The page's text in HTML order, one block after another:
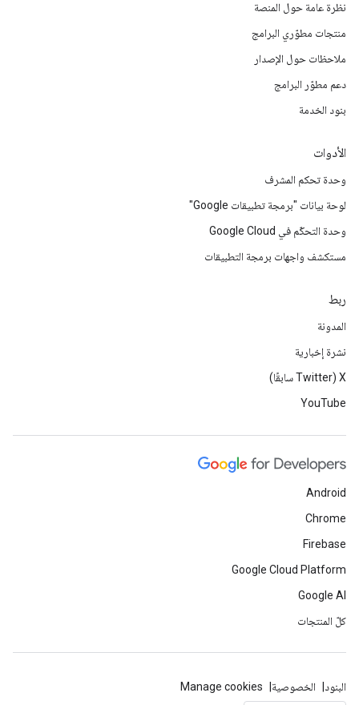
نظرة عامة حول المنصة
منتجات مطوّري البرامج
ملاحظات حول الإصدار
دعم مطوّر البرامج
بنود الخدمة
الأدوات
وحدة تحكم المشرف
لوحة بيانات "برمجة تطبيقات Google"
وحدة التحكّم في Google Cloud
مستكشف واجهات برمجة التطبيقات
ربط
المدونة
نشرة إخبارية
‫X ‏(Twitter سابقًا)
YouTube
Android
Chrome
Firebase
Google Cloud Platform
Google AI
كلّ المنتجات
البنود الخصوصية Manage cookies